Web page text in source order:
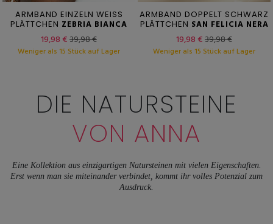
ARMBAND EINZELN WEISS
PLÄTTCHEN ZEBRIA BIANCA
19,98 €39,98 €
Weniger als 15 Stück auf Lager
ARMBAND DOPPELT SCHWARZ
PLÄTTCHEN SAN FELICIA NERA
19,98 €39,98 €
Weniger als 15 Stück auf Lager
DIE NATURSTEINE
VON ANNA
Eine Kollektion aus einzigartigen Natursteinen mit vielen Eigenschaften.
Erst wenn man sie miteinander verbindet, kommt ihr volles Potenzial zum
Ausdruck.